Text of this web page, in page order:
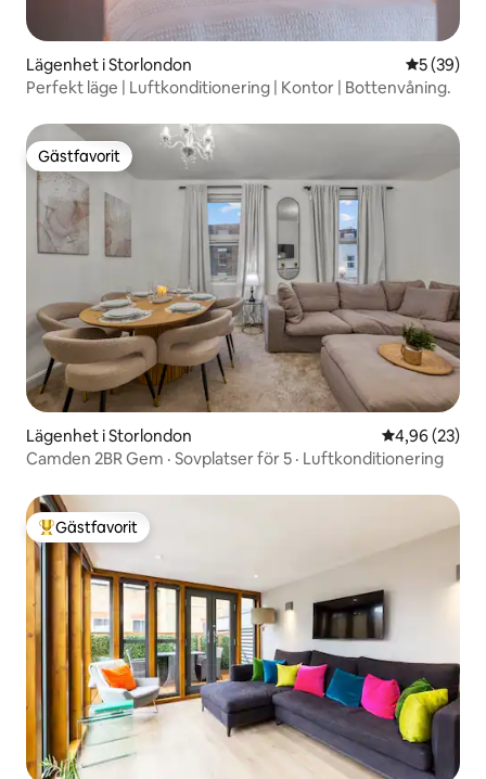
Lägenhet i Storlondon 5 av 5 i
5 (39)
Perfekt läge | Luftkonditionering | Kontor | Bottenvåning.
Gästfavorit
Gästfavorit
Lägenhet i Storlondon 4,96 av 5 i
4,96 (23)
Camden 2BR Gem · Sovplatser för 5 · Luftkonditionering
Populär gästfavorit
Gästfavorit